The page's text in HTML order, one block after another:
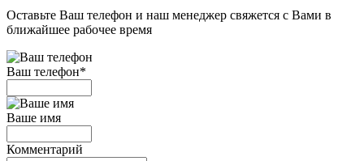
Оставьте Ваш телефон и наш менеджер свяжется с Вами в
ближайшее рабочее время
Ваш телефон*
Ваше имя
Комментарий